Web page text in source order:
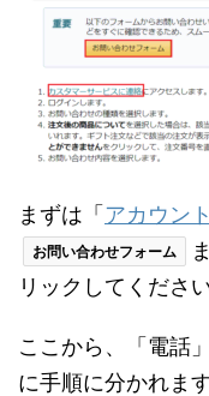
まずは「アカウン
お問い合わせフォーム
リックしてください
ここから、「電話
に手順に分かれます